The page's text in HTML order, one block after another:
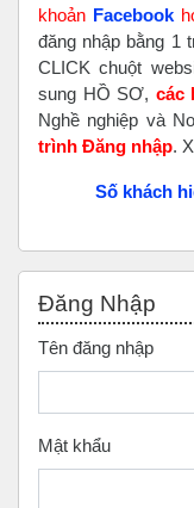
khoản Facebook
đăng nhập bằng 1
CLICK chuột
sung HỒ SƠ, các
Nghề nghiệp và
trình Đăng nhập.
Số khách
Đăng Nhập
Tên đăng nhập
Mật khẩu